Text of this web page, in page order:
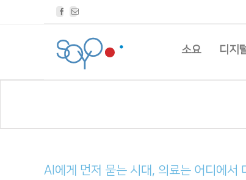
Facebook
소요 디지
AI에게 먼저 묻는 시대, 의료는 어디에서